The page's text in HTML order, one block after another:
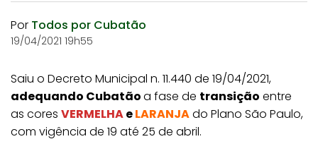
Por Todos por Cubatão
19/04/2021 19h55
Saiu o Decreto Municipal n. 11.440 de 19/04/2021,
adequando Cubatãoa fase de transição entre
as cores VERMELHAeLARANJAdo Plano São Paulo,
com vigência de 19 até 25 de abril.